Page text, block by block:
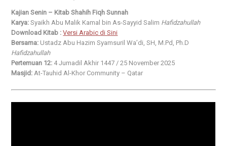
Kajian Senin – Kitab Shahih Fiqh Sunnah
Karya: Syaikh Abu Malik Kamal bin As-Sayyid Salim Hafidzahullah
Download Kitab : Versi Arabic di Sini
Bersama: Ustadz Abu Hazim Syamsuril Wa’di, SH, M.Pd, Ph.D
Hafidzahullah
Pertemuan 12: 4 Jumadil Akhir 1447 / 25 November 2025
Masjid: At-Tauhid Al-Khor Community – Qatar